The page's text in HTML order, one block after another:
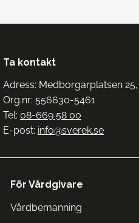
Ta kontakt
Adress: Medborgarplatsen
Org.nr: 556630-5461
Tel: 08-669 58 00
E-post: info@sverek.se
För Vårdgivare
Vårdbemanning